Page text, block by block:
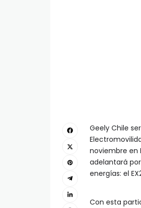
Geely Chile
noviembre en
adelantará
energías: el
Con esta